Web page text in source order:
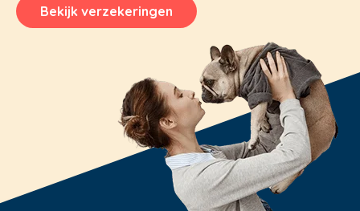
Bekijk verzekeringen